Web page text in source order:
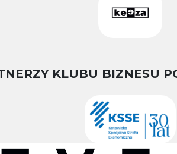
KLUBU BIZNESU